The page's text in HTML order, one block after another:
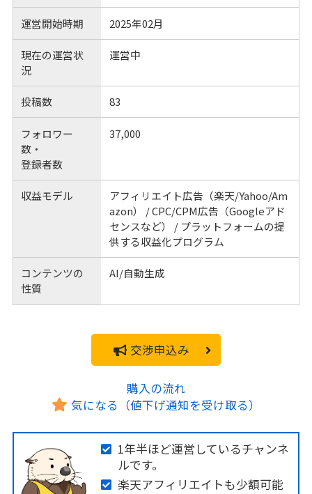
運営開始時期 2025年02月
現在の運営状
況
運営中
投稿数 83
フォロワー
数・
登録者数
37,000
収益モデル
アフィリエイト広告（楽天/Yahoo/Am
azon） / CPC/CPM広告（Googleアド
センスなど） / プラットフォームの提
供する収益化プログラム
コンテンツの
性質
AI/自動生成
交渉申込み
購入の流れ
気になる（値下げ通知を受け取る）
1年半ほど運営しているチャンネ
ルです。
楽天アフィリエイトも少額可能